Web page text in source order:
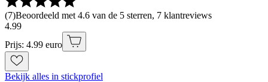
(7)Beoordeeld met 4.6 van de 5 sterren, 7 klantreviews
4.99
Prijs: 4.99 euro
Bekijk alles in stickprofiel